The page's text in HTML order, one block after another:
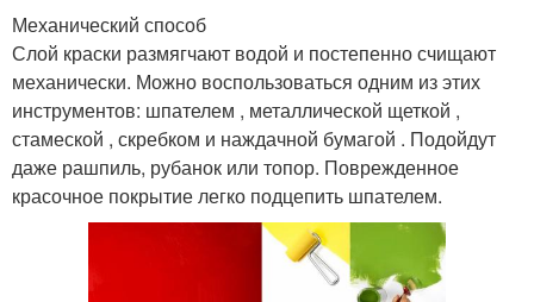
Механический способ
Слой краски размягчают водой и постепенно счищают
механически. Можно воспользоваться одним из этих
инструментов: шпателем , металлической щеткой ,
стамеской , скребком и наждачной бумагой . Подойдут
даже рашпиль, рубанок или топор. Поврежденное
красочное покрытие легко подцепить шпателем.